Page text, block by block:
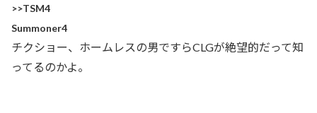
>>TSM4
Summoner4
チクショー、ホームレスの男ですらCLGが絶望的だって知
ってるのかよ。